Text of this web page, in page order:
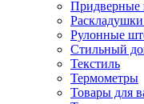
Придверные
Рулонные
Стильный
Текстиль
Термометры
Товары для